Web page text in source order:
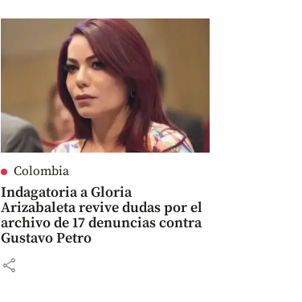
Colombia
Indagatoria a Gloria
Arizabaleta revive dudas por el
archivo de 17 denuncias contra
Gustavo Petro
share